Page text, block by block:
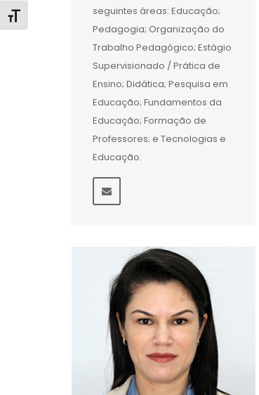
Alternar tamanho da fonteseguintes áreas: Educação;
Pedagogia; Organização do
Trabalho Pedagógico; Estágio
Supervisionado / Prática de
Ensino; Didática; Pesquisa em
Educação; Fundamentos da
Educação; Formação de
Professores; e Tecnologias e
Educação.